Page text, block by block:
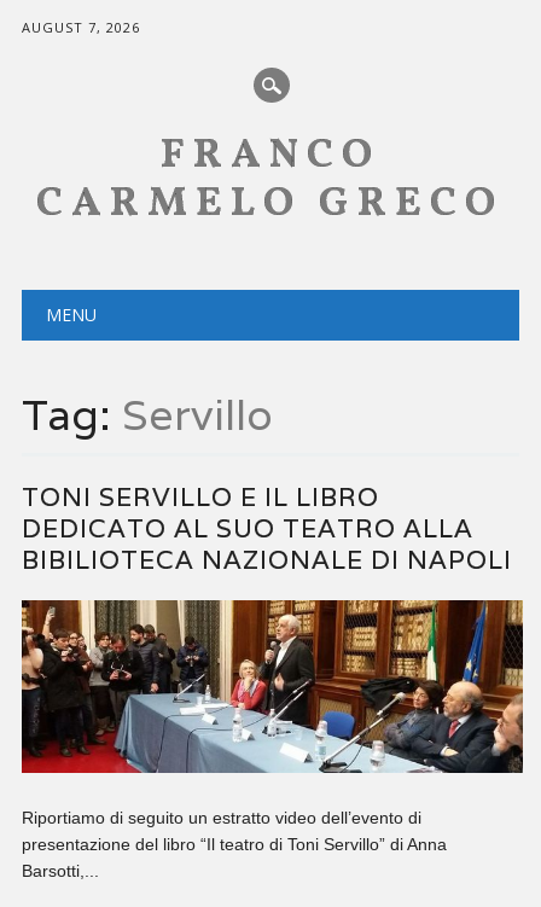
AUGUST 7, 2026
FRANCO
CARMELO GRECO
Main menu
MENU
Tag: Servillo
TONI SERVILLO E IL LIBRO
DEDICATO AL SUO TEATRO ALLA
BIBILIOTECA NAZIONALE DI NAPOLI
Riportiamo di seguito un estratto video dell’evento di
presentazione del libro “Il teatro di Toni Servillo” di Anna
Barsotti,...